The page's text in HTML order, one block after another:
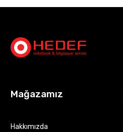
Mağazamız
Hakkımızda